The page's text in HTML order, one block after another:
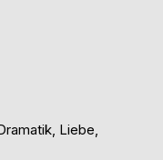
Liebe,